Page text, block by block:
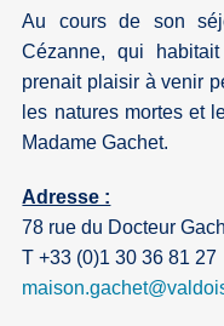
Au cours de son
Cézanne, qui
prenait plaisir à venir
les natures mortes et
Madame Gachet.
Adresse :
78 rue du Docteur
T +33 (0)1 30 36 81 27
maison.gachet@